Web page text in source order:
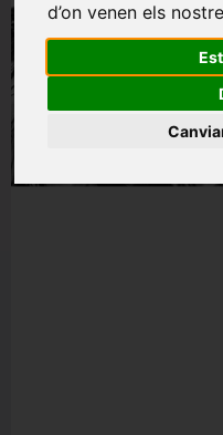
d’on venen els